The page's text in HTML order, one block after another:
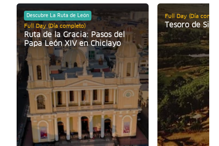
Descubre La Ruta de León
Full Day (Día completo)
Ruta de la Gracia: Pasos del
Papa León XIV en Chiclayo
Full Day (Día
Tesoro de